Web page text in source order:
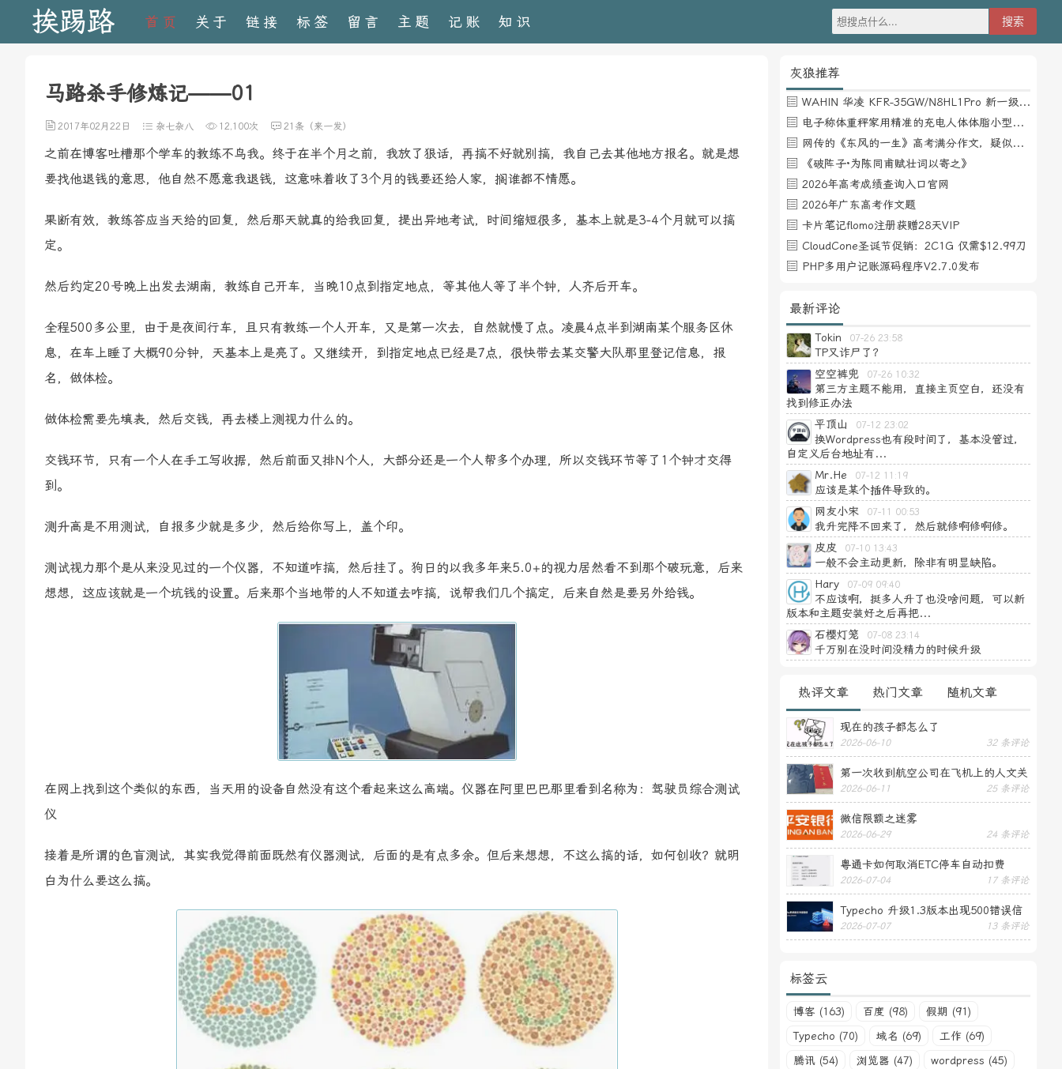
挨踢路 首页 关于 链接 标签 留言 主题 记账 知识
马路杀手修炼记——01
2017年02月22日 杂七杂八 12,100次 21条（来一发）
之前在博客吐槽那个学车的教练不鸟我。终于在半个月之前，我放了狠话，再搞不好就别搞，我自己去其他地方报名。就是想
要找他退钱的意思，他自然不愿意我退钱，这意味着收了3个月的钱要还给人家，搁谁都不情愿。
果断有效，教练答应当天给的回复，然后那天就真的给我回复，提出异地考试，时间缩短很多，基本上就是3-4个月就可以搞
定。
然后约定20号晚上出发去湖南，教练自己开车，当晚10点到指定地点，等其他人等了半个钟，人齐后开车。
全程500多公里，由于是夜间行车，且只有教练一个人开车，又是第一次去，自然就慢了点。凌晨4点半到湖南某个服务区休
息，在车上睡了大概90分钟，天基本上是亮了。又继续开，到指定地点已经是7点，很快带去某交警大队那里登记信息，报
名，做体检。
做体检需要先填表，然后交钱，再去楼上测视力什么的。
交钱环节，只有一个人在手工写收据，然后前面又排N个人，大部分还是一个人帮多个办理，所以交钱环节等了1个钟才交得
到。
测升高是不用测试，自报多少就是多少，然后给你写上，盖个印。
测试视力那个是从来没见过的一个仪器，不知道咋搞，然后挂了。狗日的以我多年来5.0+的视力居然看不到那个破玩意，后来
想想，这应该就是一个坑钱的设置。后来那个当地带的人不知道去咋搞，说帮我们几个搞定，后来自然是要另外给钱。
在网上找到这个类似的东西，当天用的设备自然没有这个看起来这么高端。仪器在阿里巴巴那里看到名称为：驾驶员综合测试
仪
接着是所谓的色盲测试，其实我觉得前面既然有仪器测试，后面的是有点多余。但后来想想，不这么搞的话，如何创收？就明
白为什么要这么搞。
灰狼推荐
WAHIN 华凌 KFR-35GW/N8HL1Pro 新一级能效 壁挂式空调 1.5匹
电子称体重秤家用精准的充电人体体脂小型称重支持HUAWEI HiLink
网传的《东风的一生》高考满分作文，疑似自媒体或其他渠道炒作
《破阵子·为陈同甫赋壮词以寄之》
2026年高考成绩查询入口官网
2026年广东高考作文题
卡片笔记flomo注册获赠28天VIP
CloudCone圣诞节促销：2C1G 仅需$12.99刀
PHP多用户记账源码程序V2.7.0发布
最新评论
Tokin 07-26 23:58
TP又诈尸了？
空空裤兜
07-26 10:32
第三方主题不能用，直接主页空白，还没有
找到修正办法
平顶山
07-12 23:02
换Wordpress也有段时间了，基本没管过，
自定义后台地址有...
Mr.He
07-12 11:19
应该是某个插件导致的。
网友小宋
07-11 00:53
我升完降不回来了，然后就修啊修啊修。
皮皮
07-10 13:43
一般不会主动更新，除非有明显缺陷。
Hary
07-09 09:40
不应该啊，挺多人升了也没啥问题，可以新
版本和主题安装好之后再把...
石樱灯笼
07-08 23:14
千万别在没时间没精力的时候升级
热评文章 热门文章 随机文章
现在的孩子都怎么了
2026-06-10 32 条评论
第一次收到航空公司在飞机上的人文关
怀——送生日贺卡
2026-06-11 25 条评论
微信限额之迷雾
2026-06-29 24 条评论
粤通卡如何取消ETC停车自动扣费
2026-07-04 17 条评论
Typecho 升级1.3版本出现500错误信
息
2026-07-07 13 条评论
标签云
博客 (163) 百度 (98)
假期 (91)
Typecho (70)
域名 (69)
工作 (69)
腾讯 (54)
浏览器 (47)
wordpress (45)